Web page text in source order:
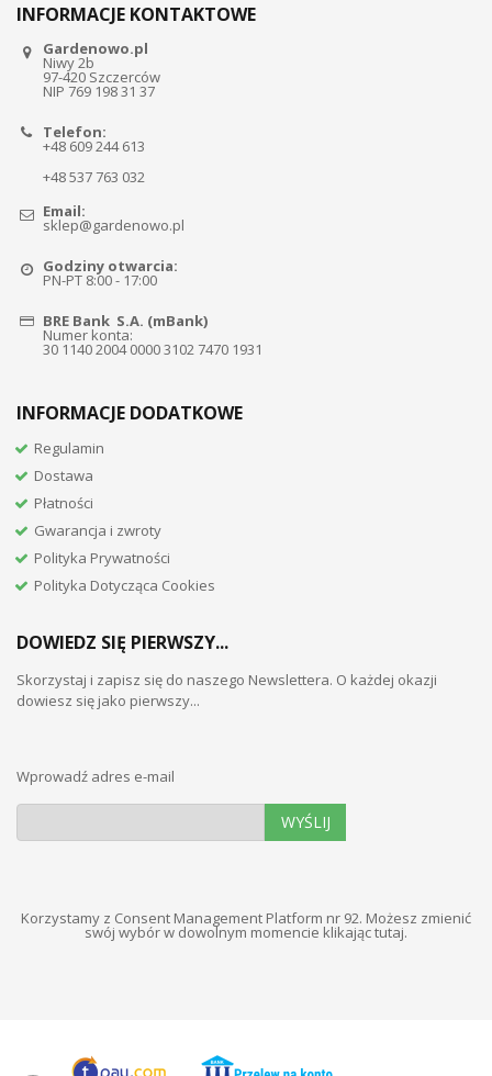
INFORMACJE KONTAKTOWE
Gardenowo.pl
Niwy 2b
97-420 Szczerców
NIP 769 198 31 37
Telefon:
+48 609 244 613
+48 537 763 032
Email:
sklep@gardenowo.pl
Godziny otwarcia:
PN-PT 8:00 - 17:00
BRE Bank S.A. (mBank)
Numer konta:
30 1140 2004 0000 3102 7470 1931
INFORMACJE DODATKOWE
Regulamin
Dostawa
Płatności
Gwarancja i zwroty
Polityka Prywatności
Polityka Dotycząca Cookies
DOWIEDZ SIĘ PIERWSZY...
Skorzystaj i zapisz się do naszego Newslettera. O każdej okazji
dowiesz się jako pierwszy...
Wprowadź adres e-mail
WYŚLIJ
Korzystamy z Consent Management Platform nr 92. Możesz zmienić
swój wybór w dowolnym momencie klikając tutaj.